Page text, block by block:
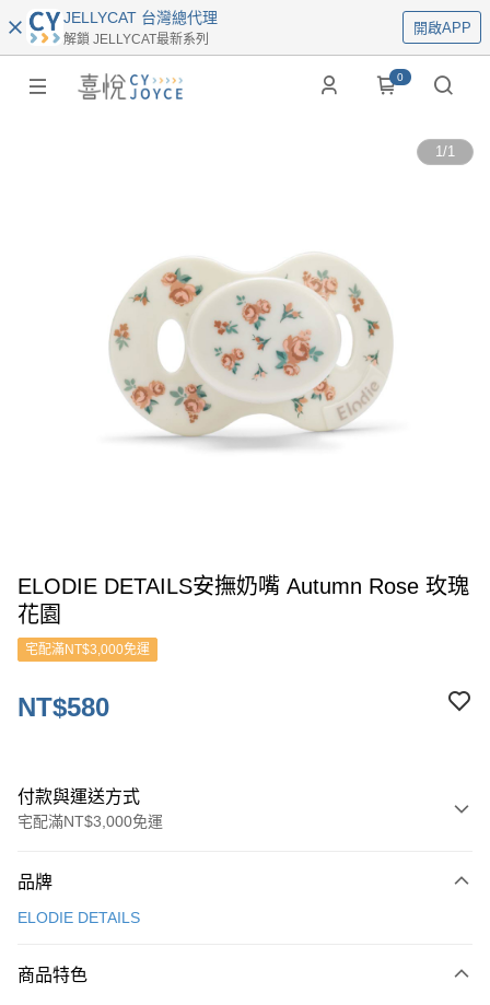
JELLYCAT 台灣總代理
解鎖 JELLYCAT最新系列
開啟APP
0
1/1
ELODIE DETAILS安撫奶嘴 Autumn Rose 玫瑰
花園
宅配滿NT$3,000免運
NT$580
付款與運送方式
宅配滿NT$3,000免運
信用卡一次付款
運送方式
品牌
ELODIE DETAILS
商品特色